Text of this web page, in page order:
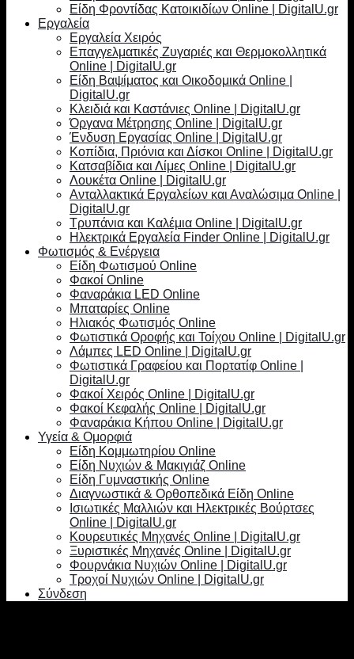
Είδη Φροντίδας Κατοικιδίων Online | DigitalU.gr
Εργαλεία
Εργαλεία Χειρός
Επαγγελματικές Ζυγαριές και Θερμοκολλητικά
Online | DigitalU.gr
Είδη Βαψίματος και Οικοδομικά Online |
DigitalU.gr
Κλειδιά και Καστάνιες Online | DigitalU.gr
Όργανα Μέτρησης Online | DigitalU.gr
Ένδυση Εργασίας Online | DigitalU.gr
Κοπίδια, Πριόνια και Δίσκοι Online | DigitalU.gr
Κατσαβίδια και Λίμες Online | DigitalU.gr
Λουκέτα Online | DigitalU.gr
Ανταλλακτικά Εργαλείων και Αναλώσιμα Online |
DigitalU.gr
Τρυπάνια και Καλέμια Online | DigitalU.gr
Ηλεκτρικά Εργαλεία Finder Online | DigitalU.gr
Φωτισμός & Ενέργεια
Είδη Φωτισμού Online
Φακοί Online
Φαναράκια LED Online
Μπαταρίες Online
Ηλιακός Φωτισμός Online
Φωτιστικά Οροφής και Τοίχου Online | DigitalU.gr
Λάμπες LED Online | DigitalU.gr
Φωτιστικά Γραφείου και Πορτατίφ Online |
DigitalU.gr
Φακοί Χειρός Online | DigitalU.gr
Φακοί Κεφαλής Online | DigitalU.gr
Φαναράκια Κήπου Online | DigitalU.gr
Υγεία & Ομορφιά
Είδη Κομμωτηρίου Online
Είδη Νυχιών & Μακιγιάζ Online
Είδη Γυμναστικής Online
Διαγνωστικά & Ορθοπεδικά Είδη Online
Ισιωτικές Μαλλιών και Ηλεκτρικές Βούρτσες
Online | DigitalU.gr
Κουρευτικές Μηχανές Online | DigitalU.gr
Ξυριστικές Μηχανές Online | DigitalU.gr
Φουρνάκια Νυχιών Online | DigitalU.gr
Τροχοί Νυχιών Online | DigitalU.gr
Σύνδεση